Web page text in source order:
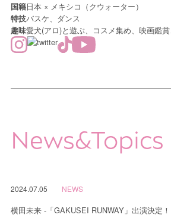
国籍日本 × メキシコ（クウォーター）
特技バスケ、ダンス
趣味愛犬(アロ)と遊ぶ、コスメ集め、映画鑑賞
News&Topics
2024.07.05 NEWS
横田未来 -「GAKUSEI RUNWAY」出演決定！